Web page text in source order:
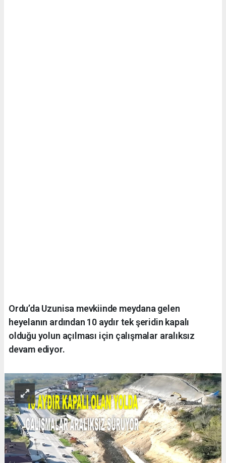
Ordu’da Uzunisa mevkiinde meydana gelen
heyelanın ardından 10 aydır tek şeridin kapalı
olduğu yolun açılması için çalışmalar aralıksız
devam ediyor.